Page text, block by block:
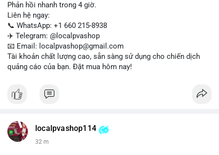
Phản hồi nhanh trong 4 giờ.
Liên hệ ngay:
📞 WhatsApp: +1 660 215-8938
✈️ Telegram: @localpvashop
📧 Email: localpvashop@gmail.com
Tài khoản chất lượng cao, sẵn sàng sử dụng cho chiến dịch
quảng cáo của bạn. Đặt mua hôm nay!
localpvashop114
32 m